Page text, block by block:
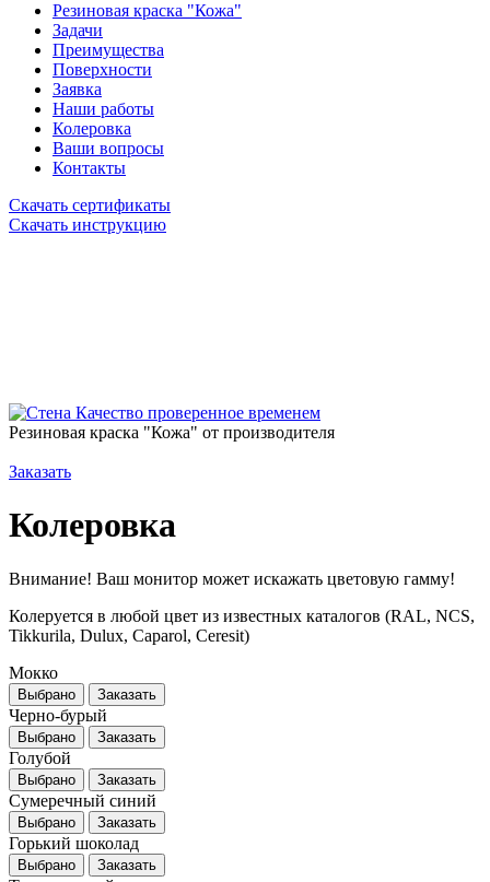
Резиновая краска "Кожа"
Задачи
Преимущества
Поверхности
Заявка
Наши работы
Колеровка
Ваши вопросы
Контакты
Скачать сертификаты
Скачать инструкцию
Качество проверенное временем
Резиновая краска "Кожа" от производителя
Заказать
Колеровка
Внимание! Ваш монитор может искажать цветовую гамму!
Колеруется в любой цвет из известных каталогов (RAL, NCS,
Tikkurila, Dulux, Caparol, Ceresit)
Мокко
Выбрано Заказать
Черно-бурый
Выбрано Заказать
Голубой
Выбрано Заказать
Сумеречный синий
Выбрано Заказать
Горький шоколад
Выбрано Заказать